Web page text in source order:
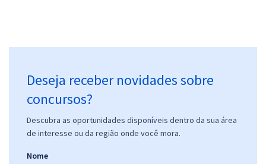
Deseja receber novidades sobre
concursos?
Descubra as oportunidades disponíveis dentro da sua área
de interesse ou da região onde você mora.
Nome